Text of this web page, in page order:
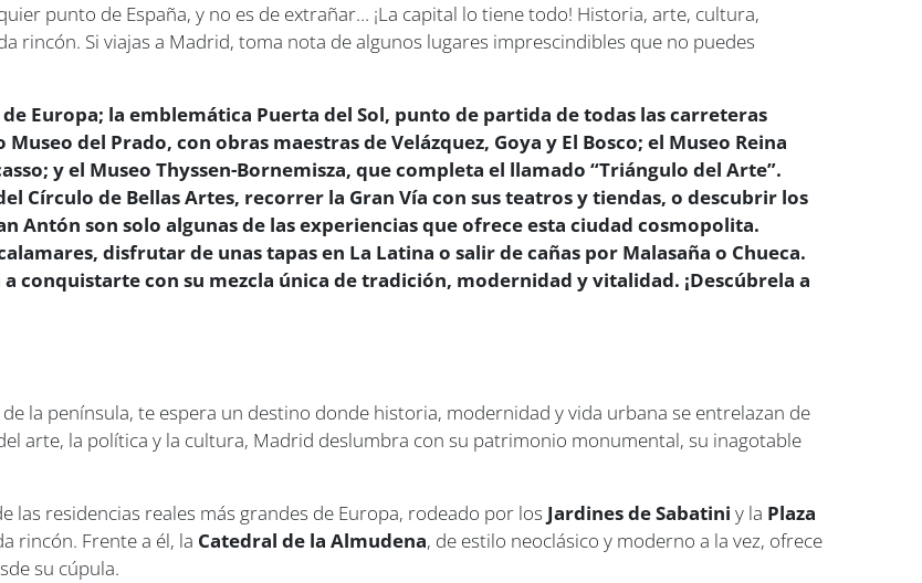
punto de España, y no es de extrañar… ¡La capital lo tiene todo! Historia, arte, cultura,
rincón. Si viajas a Madrid, toma nota de algunos lugares imprescindibles que no puedes
Europa; la emblemática Puerta del Sol, punto de partida de todas las carreteras
del Prado, con obras maestras de Velázquez, Goya y El Bosco; el Museo Reina
y el Museo Thyssen-Bornemisza, que completa el llamado “Triángulo del Arte”.
Círculo de Bellas Artes, recorrer la Gran Vía con sus teatros y tiendas, o descubrir los
Antón son solo algunas de las experiencias que ofrece esta ciudad cosmopolita.
disfrutar de unas tapas en La Latina o salir de cañas por Malasaña o Chueca.
conquistarte con su mezcla única de tradición, modernidad y vitalidad. ¡Descúbrela a
la península, te espera un destino donde historia, modernidad y vida urbana se entrelazan de
arte, la política y la cultura, Madrid deslumbra con su patrimonio monumental, su inagotable
las residencias reales más grandes de Europa, rodeado por los Jardines de Sabatini y la Plaza
rincón. Frente a él, la Catedral de la Almudena, de estilo neoclásico y moderno a la vez, ofrece
su cúpula.